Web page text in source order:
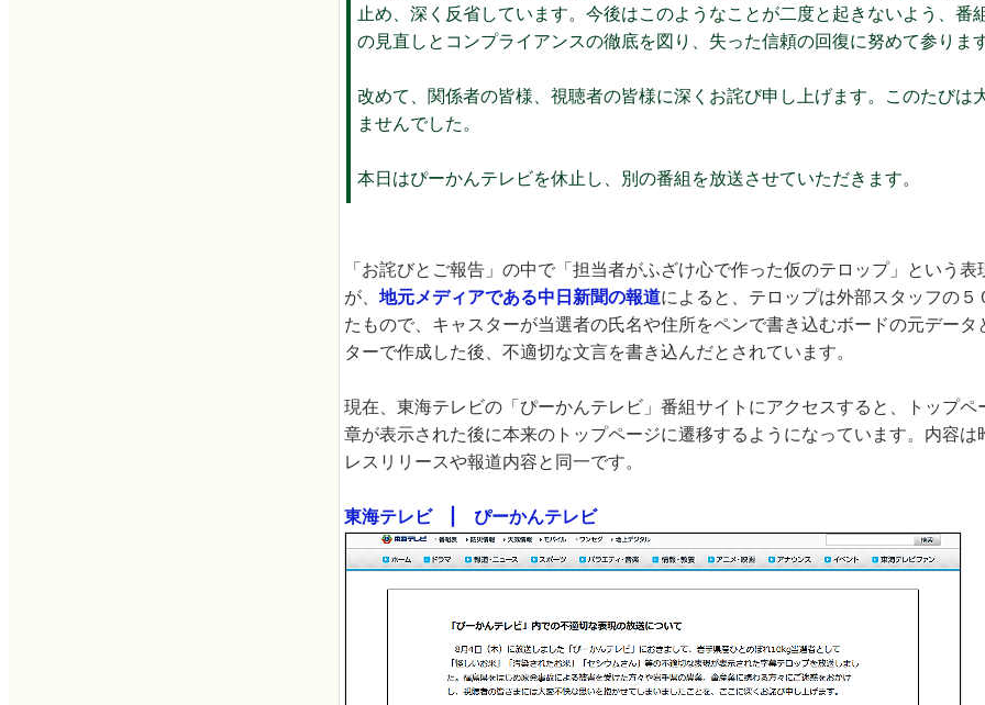
止め、深く反省しています。今後はこのようなことが二度と起きないよう、番
の見直しとコンプライアンスの徹底を図り、失った信頼の回復に努めて参りま
改めて、関係者の皆様、視聴者の皆様に深くお詫び申し上げます。このたびは
ませんでした。
本日はぴーかんテレビを休止し、別の番組を放送させていただきます。
「お詫びとご報告」の中で「担当者がふざけ心で作った仮のテロップ」という
が、 地元メディアである中日新聞の報道によると、テロップは外部スタッフの５
たもので、キャスターが当選者の氏名や住所をペンで書き込むボードの元データ
ターで作成した後、不適切な文言を書き込んだとされています。
現在、東海テレビの「ぴーかんテレビ」番組サイトにアクセスすると、トップペ
章が表示された後に本来のトップページに遷移するようになっています。内容は
レスリリースや報道内容と同一です。
東海テレビ | ぴーかんテレビ